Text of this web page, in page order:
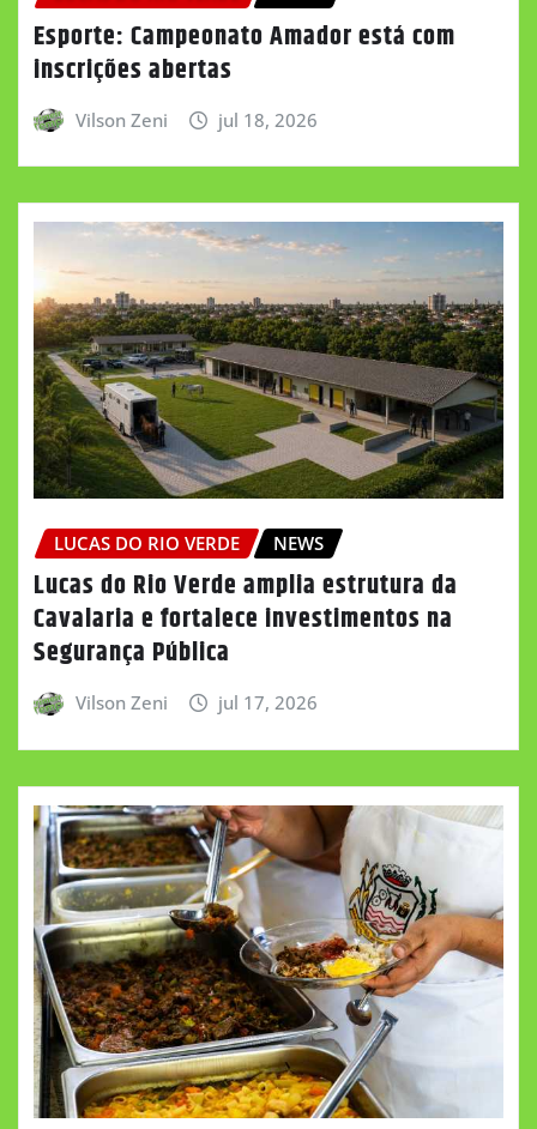
Esporte: Campeonato Amador está com
inscrições abertas
Vilson Zeni jul 18, 2026
LUCAS DO RIO VERDE NEWS
Lucas do Rio Verde amplia estrutura da
Cavalaria e fortalece investimentos na
Segurança Pública
Vilson Zeni jul 17, 2026